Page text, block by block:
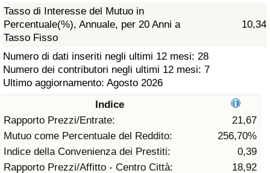
Tasso di Interesse del Mutuo in
Percentuale(%), Annuale, per 20 Anni a
Tasso Fisso
10,34
Numero di dati inseriti negli ultimi 12 mesi: 28
Numero dei contributori negli ultimi 12 mesi: 7
Ultimo aggiornamento: Agosto 2026
Indice
Rapporto Prezzi/Entrate:
21,67
Mutuo come Percentuale del Reddito:
256,70%
Indice della Convenienza dei Prestiti:
0,39
Rapporto Prezzi/Affitto - Centro Città:
18,92
Indice dell’Assistenza Sanitaria per
Nazione
Inquinamento
Indice dell’Inquinamento (Corrente)
Indice di inquinamento
Indice dell’Inquinamento per Nazione